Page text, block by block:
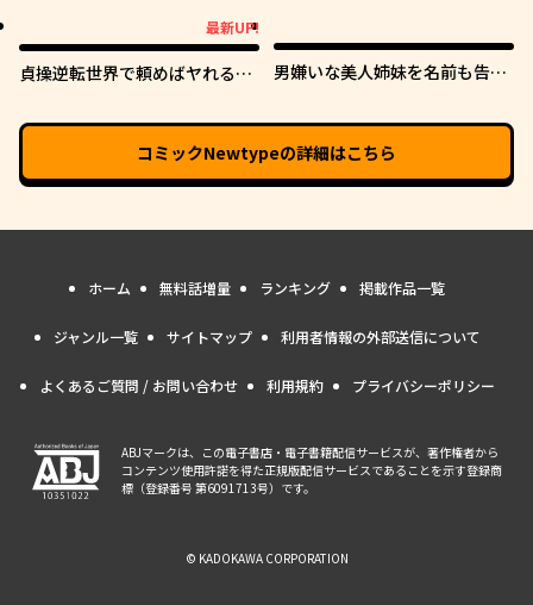
最新UP!
貞操逆転世界で頼めばヤれると
男嫌いな美人姉妹を名前も告げ
コミックNewtypeの詳細はこちら
ホーム 無料話増量 ランキング 掲載作品一覧
ジャンル一覧 サイトマップ 利用者情報の外部送信について
よくあるご質問 / お問い合わせ 利用規約 プライバシーポリシー
ABJマークは、この電子書店・電子書籍配信サービスが、著作権者から
コンテンツ使用許諾を得た正規版配信サービスであることを示す登録商
標（登録番号 第6091713号）です。
© KADOKAWA CORPORATION